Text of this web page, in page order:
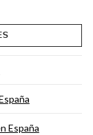
España